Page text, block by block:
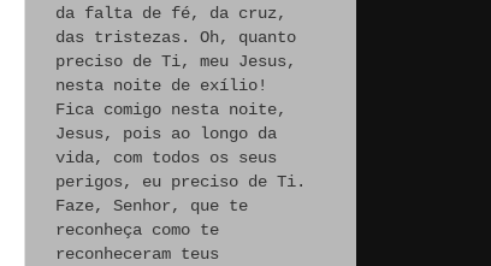
da falta de fé, da cruz,
das tristezas. Oh, quanto
preciso de Ti, meu Jesus,
nesta noite de exílio!
Fica comigo nesta noite,
Jesus, pois ao longo da
vida, com todos os seus
perigos, eu preciso de Ti.
Faze, Senhor, que te
reconheça como te
reconheceram teus